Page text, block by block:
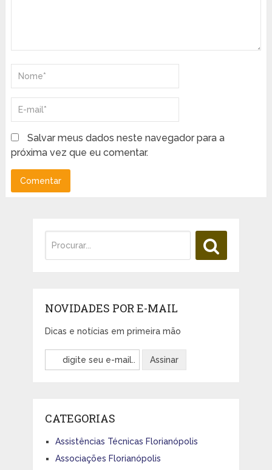
Salvar meus dados neste navegador para a
próxima vez que eu comentar.
NOVIDADES POR E-MAIL
Dicas e notícias em primeira mão
CATEGORIAS
Assistências Técnicas Florianópolis
Associações Florianópolis